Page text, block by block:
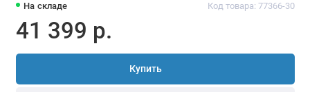
На складе Код товара: 77366-30
41 399 р.
Купить